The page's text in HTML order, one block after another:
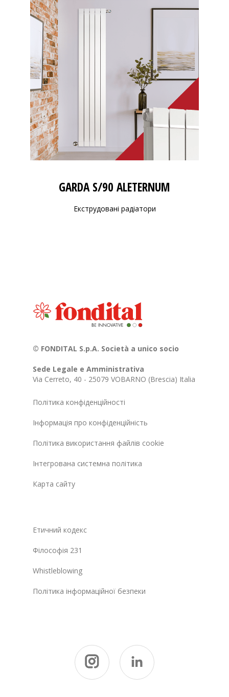
GARDA S/90 ALETERNUM
Екструдовані радіатори
© FONDITAL S.p.A. Società a unico socio
Sede Legale e Amministrativa
Via Cerreto, 40 - 25079 VOBARNO (Brescia) Italia
Політика конфіденційності
Інформація про конфіденційність
Політика використання файлів cookie
Інтегрована системна політика
Карта сайту
Етичний кодекс
Філософія 231
Whistleblowing
Політика інформаційної безпеки